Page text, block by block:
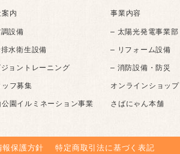
内 事業内容
設備
– 太陽光発電事業部
水衛生設備
– リフォーム設備
ョントレーニング
– 消防設備・防災
ッフ募集
オンラインショップ
園イルミネーション事業
さばにゃん本舗
報保護方針 特定商取引法に基づく表記